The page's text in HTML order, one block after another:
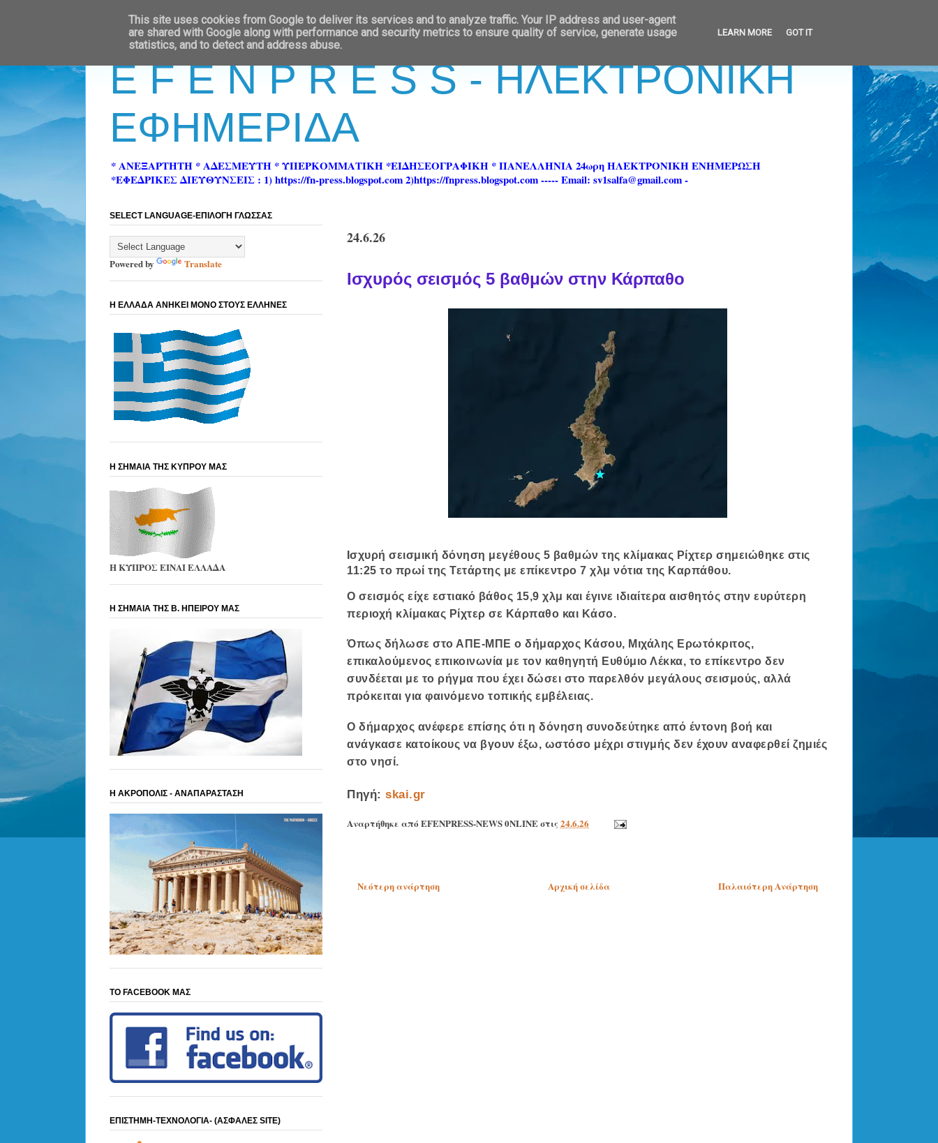
E F E N P R E S S - ΗΛΕΚΤΡΟΝΙΚΗ
ΕΦΗΜΕΡΙΔΑ
* ΑΝΕΞΑΡΤΗΤΗ * ΑΔΕΣΜΕΥΤΗ * ΥΠΕΡΚΟΜΜΑΤΙΚΗ *ΕΙΔΗΣΕΟΓΡΑΦΙΚΗ * ΠΑΝΕΛΛΗΝΙΑ 24ωρη ΗΛΕΚΤΡΟΝΙΚΗ ΕΝΗΜΕΡΩΣΗ
*ΕΦΕΔΡΙΚΕΣ ΔΙΕΥΘΥΝΣΕΙΣ : 1) https://fn-press.blogspot.com 2)https://fnpress.blogspot.com ----- Email: sv1salfa@gmail.com -
24.6.26
Ισχυρός σεισμός 5 βαθμών στην Κάρπαθο
σχυρή σεισμική δόνηση μεγέθους 5 βαθμών της κλίμακας Ρίχτερ σημειώθηκε στις
11:25 το πρωί της Τετάρτης με επίκεντρο 7 χλμ νότια της Καρπάθου.
Ο σεισμός είχε εστιακό βάθος 15,9 χλμ και έγινε ιδιαίτερα αισθητός στην ευρύτερη
περιοχή κλίμακας Ρίχτερ σε Κάρπαθο και Κάσο.
Όπως δήλωσε στο ΑΠΕ-ΜΠΕ ο δήμαρχος Κάσου, Μιχάλης Ερωτόκριτος,
επικαλούμενος επικοινωνία με τον καθηγητή Ευθύμιο Λέκκα, το επίκεντρο δεν
συνδέεται με το ρήγμα που έχει δώσει στο παρελθόν μεγάλους σεισμούς, αλλά
πρόκειται για φαινόμενο τοπικής εμβέλειας.
Ο δήμαρχος ανέφερε επίσης ότι η δόνηση συνοδεύτηκε από έντονη βοή και
ανάγκασε κατοίκους να βγουν έξω, ωστόσο μέχρι στιγμής δεν έχουν αναφερθεί ζημιές
στο νησί.
Πηγή: skai.gr
Αναρτήθηκε από EFENPRESS-NEWS 0NLINEστις 24.6.26
Νεότερη ανάρτηση Παλαιότερη Ανάρτηση
Αρχική σελίδα
SELECT LANGUAGE-ΕΠΙΛΟΓΗ ΓΛΩΣΣΑΣ
Powered by Translate
Η ΕΛΛΑΔΑ ΑΝΗΚΕΙ ΜΟΝΟ ΣΤΟΥΣ ΕΛΛΗΝΕΣ
Η ΣΗΜΑΙΑ ΤΗΣ ΚΥΠΡΟΥ ΜΑΣ
Η ΚΥΠΡΟΣ ΕΙΝΑΙ ΕΛΛΑΔΑ
Η ΣΗΜΑΙΑ ΤΗΣ Β. ΗΠΕΙΡΟΥ ΜΑΣ
Η ΑΚΡΟΠΟΛΙΣ - ΑΝΑΠΑΡΑΣΤΑΣΗ
ΤΟ FACEBOOK ΜΑΣ
ΕΠΙΣΤΗΜΗ-ΤΕΧΝΟΛΟΓΙΑ- (ΑΣΦΑΛΕΣ SITE)
This site uses cookies from Google to deliver its services and to analyze traffic. Your IP address and user-agent
are shared with Google along with performance and security metrics to ensure quality of service, generate usage
statistics, and to detect and address abuse.
LEARN MORE GOT IT